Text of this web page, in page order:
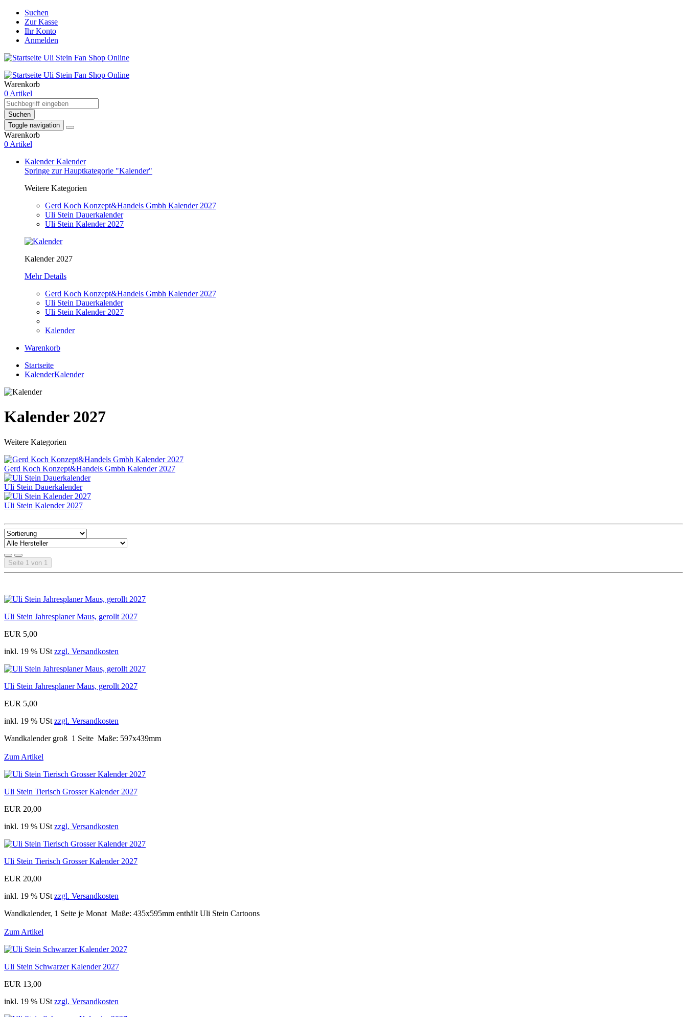
Suchen
Zur Kasse
Ihr Konto
Anmelden
Warenkorb
0 Artikel
Suchen
Toggle navigation
Warenkorb
0 Artikel
KalenderKalender
Springe zur Hauptkategorie "Kalender"
Weitere Kategorien
Gerd Koch Konzept&Handels Gmbh Kalender 2027
Uli Stein Dauerkalender
Uli Stein Kalender 2027
Kalender 2027
Mehr Details
Gerd Koch Konzept&Handels Gmbh Kalender 2027
Uli Stein Dauerkalender
Uli Stein Kalender 2027
Kalender
Warenkorb
Startseite
KalenderKalender
Kalender 2027
Weitere Kategorien
Gerd Koch Konzept&Handels Gmbh Kalender 2027
Uli Stein Dauerkalender
Uli Stein Kalender 2027
Seite 1 von 1
Uli Stein Jahresplaner Maus, gerollt 2027
EUR 5,00
inkl. 19 % USt zzgl. Versandkosten
Uli Stein Jahresplaner Maus, gerollt 2027
EUR 5,00
inkl. 19 % USt zzgl. Versandkosten
Wandkalender groß 1 Seite Maße: 597x439mm
Zum Artikel
Uli Stein Tierisch Grosser Kalender 2027
EUR 20,00
inkl. 19 % USt zzgl. Versandkosten
Uli Stein Tierisch Grosser Kalender 2027
EUR 20,00
inkl. 19 % USt zzgl. Versandkosten
Wandkalender, 1 Seite je Monat Maße: 435x595mm enthält Uli Stein Cartoons
Zum Artikel
Uli Stein Schwarzer Kalender 2027
EUR 13,00
inkl. 19 % USt zzgl. Versandkosten